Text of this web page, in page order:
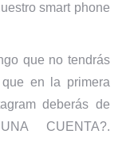
smart phone
que no tendrás
en la primera
deberás de
CUENTA?.